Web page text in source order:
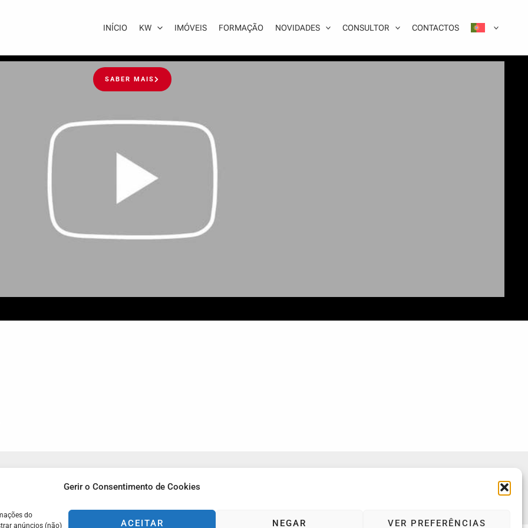
Gerir o Consentimento de Cookies
do
anúncios (não)
ACEITAR NEGAR VER PREFERÊNCIAS
INÍCIO KW IMÓVEIS FORMAÇÃO NOVIDADES CONSULTOR CONTACTOS
SABER MAIS
independente.
Termos e Condições